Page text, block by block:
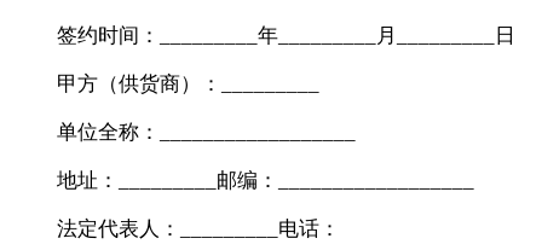
签约时间：_________年_________月_________日
甲方（供货商）：_________
单位全称：__________________
地址：_________邮编：__________________
法定代表人：_________电话：